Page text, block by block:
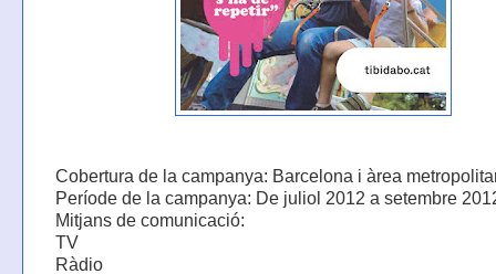
Cobertura de la campanya: Barcelona i àrea
Període de la campanya: De juliol 2012 a setembre
Mitjans de comunicació:
TV
Ràdio